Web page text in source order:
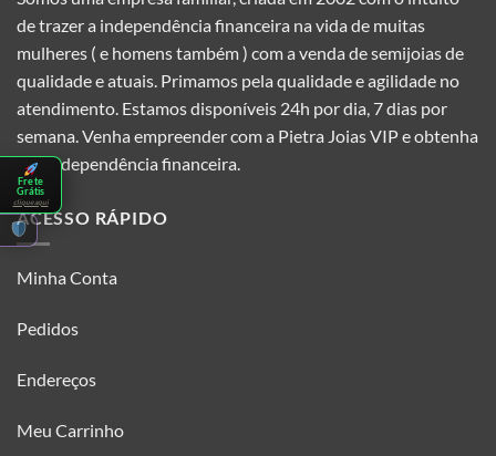
de trazer a independência financeira na vida de muitas
mulheres ( e homens também ) com a venda de semijoias de
qualidade e atuais. Primamos pela qualidade e agilidade no
atendimento. Estamos disponíveis 24h por dia, 7 dias por
semana. Venha empreender com a Pietra Joias VIP e obtenha
sua independência financeira.
ACESSO RÁPIDO
Minha Conta
Pedidos
Endereços
Meu Carrinho
Frete
Grátis
clique aqui